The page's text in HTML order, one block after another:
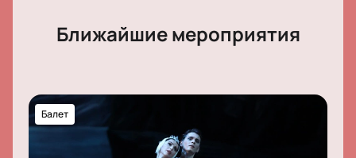
Ближайшие мероприятия
Балет